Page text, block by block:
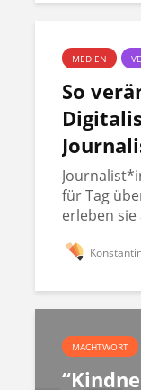
MEDIEN
So
für Tag
erleben
MACHTWORT